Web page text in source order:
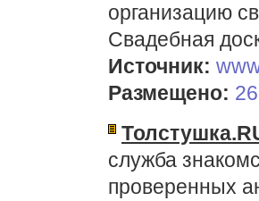
организацию
Свадебная
Источник:
Размещено:
служба
проверенных